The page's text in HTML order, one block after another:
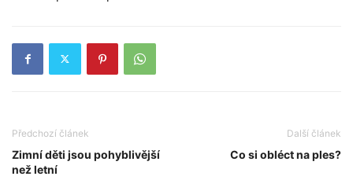
Předchozí článek
Zimní děti jsou pohyblivější
než letní
Další článek
Co si obléct na ples?